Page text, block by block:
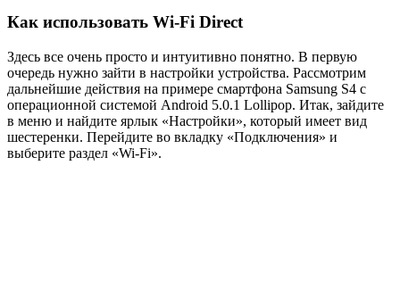
Как использовать Wi-Fi Direct
Здесь все очень просто и интуитивно понятно. В первую
очередь нужно зайти в настройки устройства. Рассмотрим
дальнейшие действия на примере смартфона Samsung S4 с
операционной системой Android 5.0.1 Lollipop. Итак, зайдите
в меню и найдите ярлык «Настройки», который имеет вид
шестеренки. Перейдите во вкладку «Подключения» и
выберите раздел «Wi-Fi».